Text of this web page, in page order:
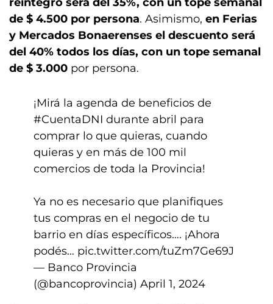
de $ 4.500 por persona. Asimismo, en Ferias
y Mercados Bonaerenses el descuento será
del 40% todos los días, con un tope semanal
de $ 3.000 por persona.
¡Mirá la agenda de beneficios de
#CuentaDNI durante abril para
comprar lo que quieras, cuando
quieras y en más de 100 mil
comercios de toda la Provincia!
Ya no es necesario que planifiques
tus compras en el negocio de tu
barrio en días específicos…. ¡Ahora
podés… pic.twitter.com/tuZm7Ge69J
— Banco Provincia
(@bancoprovincia) April 1, 2024